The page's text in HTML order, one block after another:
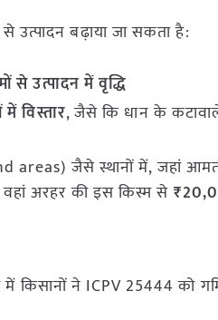
उत्पादन बढ़ाया जा सकता है:
से उत्पादन में वृद्धि
विस्तार, जैसे कि धान के
जैसे स्थानों में, जहां
अरहर की इस किस्म से
में किसानों ने ICPV 25444 को